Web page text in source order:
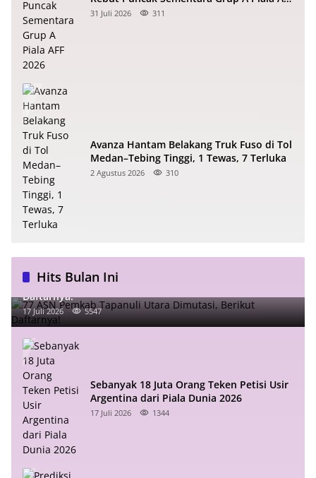
2026
31 Juli 2026 311
Avanza Hantam Belakang Truk Fuso di Tol
Medan–Tebing Tinggi, 1 Tewas, 7 Terluka
2 Agustus 2026 310
Hits Bulan Ini
77 ASN Pemkab Tapanuli Utara Dimutasi, Berikut
Daftarnya!
17 Juli 2026 5547
Sebanyak 18 Juta Orang Teken Petisi Usir
Argentina dari Piala Dunia 2026
17 Juli 2026 1344